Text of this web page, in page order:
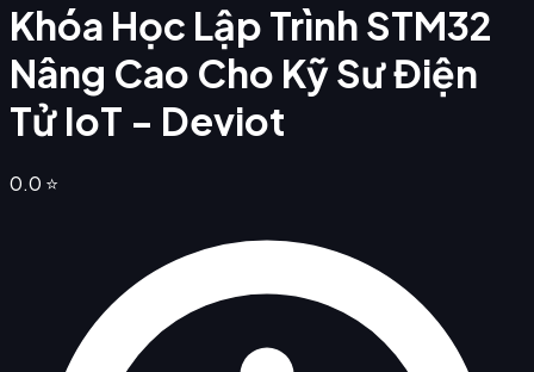
Khóa Học Lập Trình STM32
Nâng Cao Cho Kỹ Sư Điện
Tử IoT - Deviot
0.0 ⭐